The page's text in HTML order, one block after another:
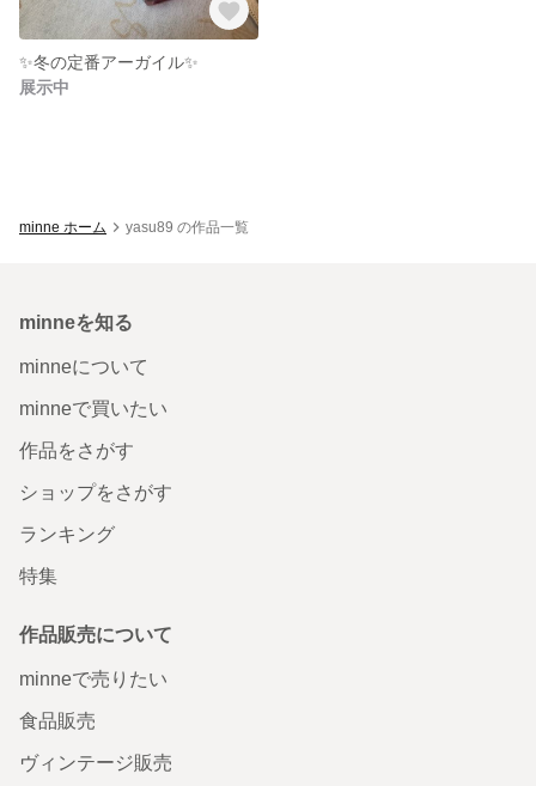
✨冬の定番アーガイル✨
展示中
minne ホーム yasu89 の作品一覧
minneを知る
minneについて
minneで買いたい
作品をさがす
ショップをさがす
ランキング
特集
作品販売について
minneで売りたい
食品販売
ヴィンテージ販売